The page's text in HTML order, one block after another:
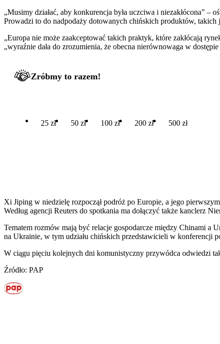
„Musimy działać, aby konkurencja była uczciwa i niezakłócona”
Prowadzi to do nadpodaży dotowanych chińskich produktów,
„Europa nie może zaakceptować takich praktyk, które zakłócają
„wyraźnie dała do zrozumienia, że obecna nierównowaga w
Zróbmy to razem!
25 zł 50 zł 100 zł 200 zł 500 zł
Xi Jiping w niedzielę rozpoczął podróż po Europie, a jego
Według agencji Reuters do spotkania ma dołączyć także kanclerz
Tematem rozmów mają być relacje gospodarcze między Chinami a
na Ukrainie, w tym udziału chińskich przedstawicieli w konferencji
W ciągu pięciu kolejnych dni komunistyczny przywódca odwiedzi
Źródło: PAP